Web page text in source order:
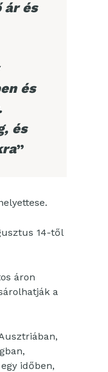
és
és
és
”
14-től
áron
a
időben,